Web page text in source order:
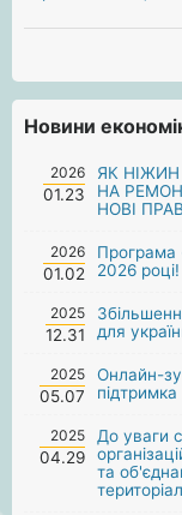
Новини
2026
01.23
ЯК
НА
НОВІ
2026
01.02
Програма
2026 році!
2025
12.31
для
2025
05.07
Онлайн-
2025
04.29
До уваги
та